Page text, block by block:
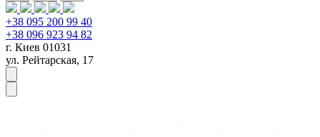
+38 095 200 99 40
+38 096 923 94 82
г. Киев 01031
ул. Рейтарская, 17